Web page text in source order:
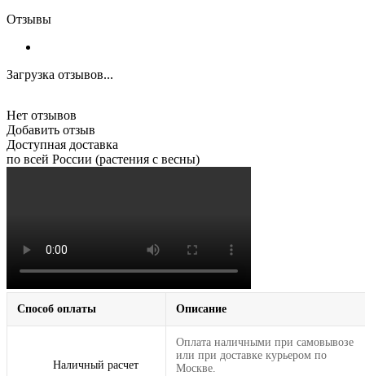
Отзывы
Загрузка отзывов...
Нет отзывов
Добавить отзыв
Доступная доставка
по всей России (растения с весны)
Способ оплаты Описание
Наличный расчет
Оплата наличными при самовывозе
или при доставке курьером по
Москве.